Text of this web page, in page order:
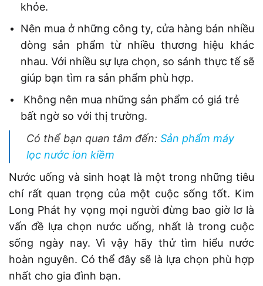
khỏe.
Nên mua ở những công ty, cửa hàng bán nhiều
dòng sản phẩm từ nhiều thương hiệu khác
nhau. Với nhiều sự lựa chọn, so sánh thực tế sẽ
giúp bạn tìm ra sản phẩm phù hợp.
Không nên mua những sản phẩm có giá trẻ
bất ngờ so với thị trường.
Có thể bạn quan tâm đến:Sản phẩm máy
lọc nước ion kiềm
Nước uống và sinh hoạt là một trong những tiêu
chí rất quan trọng của một cuộc sống tốt. Kim
Long Phát hy vọng mọi người đừng bao giờ lơ là
vấn đề lựa chọn nước uống, nhất là trong cuộc
sống ngày nay. Vì vậy hãy thử tìm hiểu nước
hoàn nguyên. Có thể đây sẽ là lựa chọn phù hợp
nhất cho gia đình bạn.